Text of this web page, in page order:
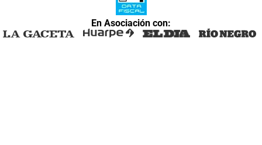
En Asociación con: